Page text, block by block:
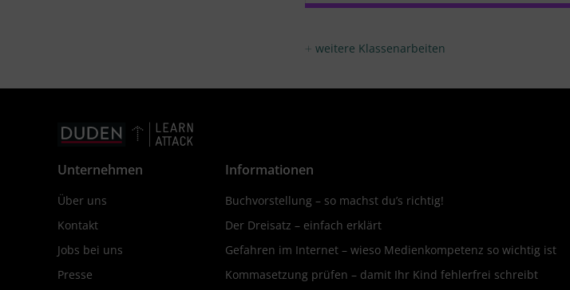
weitere Klassenarbeiten
Unternehmen
Über uns
Kontakt
Jobs bei uns
Presse
Informationen
Buchvorstellung – so machst du’s richtig!
Der Dreisatz – einfach erklärt
Gefahren im Internet – wieso Medienkompetenz so wichtig ist
Kommasetzung prüfen – damit Ihr Kind fehlerfrei schreibt